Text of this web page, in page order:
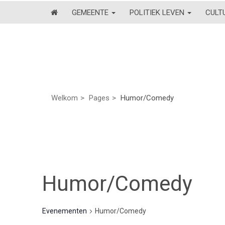
GEMEENTE POLITIEK LEVEN
Welkom Pages Humor/Comedy
Humor/Comedy
Evenementen Humor/Comedy